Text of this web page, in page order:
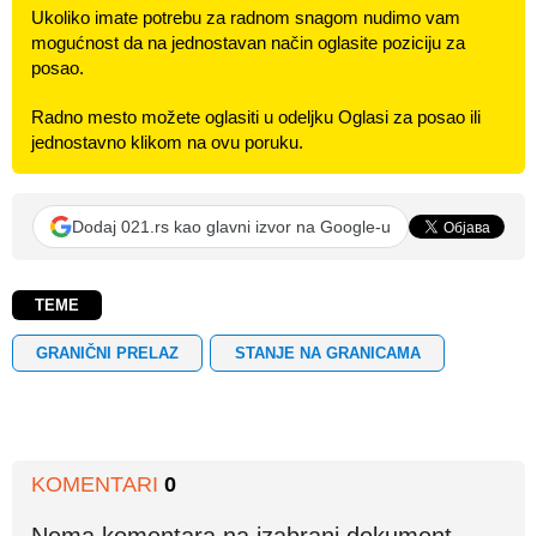
Ukoliko imate potrebu za radnom snagom nudimo vam
mogućnost da na jednostavan način oglasite poziciju za
posao.
Radno mesto možete oglasiti u odeljku Oglasi za posao ili
jednostavno klikom na ovu poruku.
Dodaj 021.rs kao glavni izvor na Google-u
TEME
GRANIČNI PRELAZ STANJE NA GRANICAMA
KOMENTARI 0